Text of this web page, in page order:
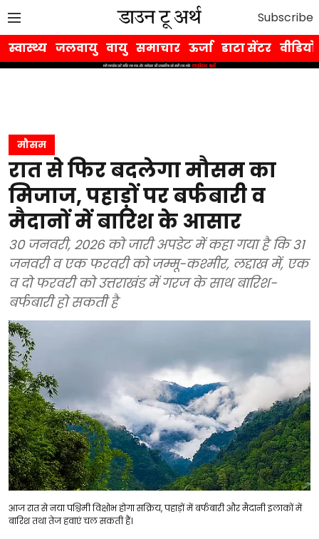
Subscribe
स्वास्थ्य जलवायु वायु समाचार ऊर्जा डाटा सेंटर वीडियो
मौसम
रात से फिर बदलेगा मौसम का
मिजाज, पहाड़ों पर बर्फबारी व
मैदानों में बारिश के आसार
30 जनवरी, 2026 को जारी अपडेट में कहा गया है कि 31
जनवरी व एक फरवरी को जम्मू-कश्मीर, लद्दाख में, एक
व दो फरवरी को उत्तराखंड में गरज के साथ बारिश-
बर्फबारी हो सकती है
आज रात से नया पश्चिमी विक्षोभ होगा सक्रिय, पहाड़ों में बर्फबारी और मैदानी इलाकों में
बारिश तथा तेज हवाएं चल सकती हैं।